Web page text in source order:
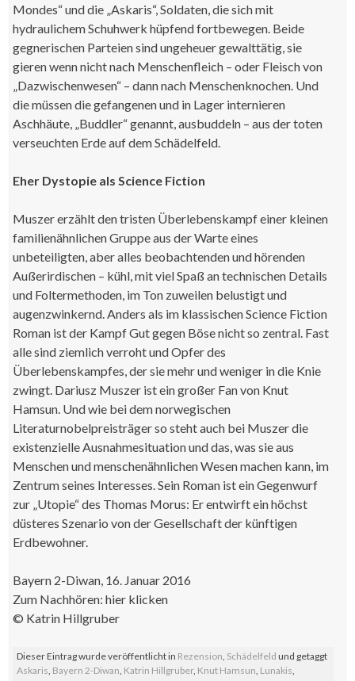
Mondes“ und die „Askaris“, Soldaten, die sich mit
hydraulichem Schuhwerk hüpfend fortbewegen. Beide
gegnerischen Parteien sind ungeheuer gewalttätig, sie
gieren wenn nicht nach Menschenfleich – oder Fleisch von
„Dazwischenwesen“ – dann nach Menschenknochen. Und
die müssen die gefangenen und in Lager internieren
Aschhäute, „Buddler“ genannt, ausbuddeln – aus der toten
verseuchten Erde auf dem Schädelfeld.
Eher Dystopie als Science Fiction
Muszer erzählt den tristen Überlebenskampf einer kleinen
familienähnlichen Gruppe aus der Warte eines
unbeteiligten, aber alles beobachtenden und hörenden
Außerirdischen – kühl, mit viel Spaß an technischen Details
und Foltermethoden, im Ton zuweilen belustigt und
augenzwinkernd. Anders als im klassischen Science Fiction
Roman ist der Kampf Gut gegen Böse nicht so zentral. Fast
alle sind ziemlich verroht und Opfer des
Überlebenskampfes, der sie mehr und weniger in die Knie
zwingt. Dariusz Muszer ist ein großer Fan von Knut
Hamsun. Und wie bei dem norwegischen
Literaturnobelpreisträger so steht auch bei Muszer die
existenzielle Ausnahmesituation und das, was sie aus
Menschen und menschenähnlichen Wesen machen kann, im
Zentrum seines Interesses. Sein Roman ist ein Gegenwurf
zur „Utopie“ des Thomas Morus: Er entwirft ein höchst
düsteres Szenario von der Gesellschaft der künftigen
Erdbewohner.
Bayern 2-Diwan, 16. Januar 2016
Zum Nachhören: hier klicken
© Katrin Hillgruber
Dieser Eintrag wurde veröffentlicht in Rezension, Schädelfeld und getaggt
Askaris, Bayern 2-Diwan, Katrin Hillgruber, Knut Hamsun, Lunakis,